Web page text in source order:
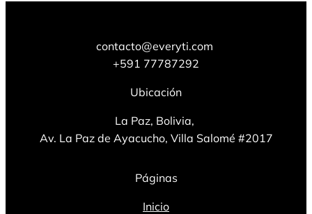
contacto@everyti.com
+591 77787292
Ubicación
La Paz, Bolivia,
Av. La Paz de Ayacucho, Villa Salomé #2017
Páginas
Inicio